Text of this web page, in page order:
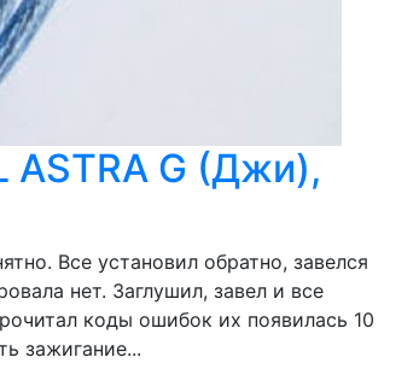
ASTRA G (Джи),
Все установил обратно, завелся
нет. Заглушил, завел и все
коды ошибок их появилась 10
зажигание...